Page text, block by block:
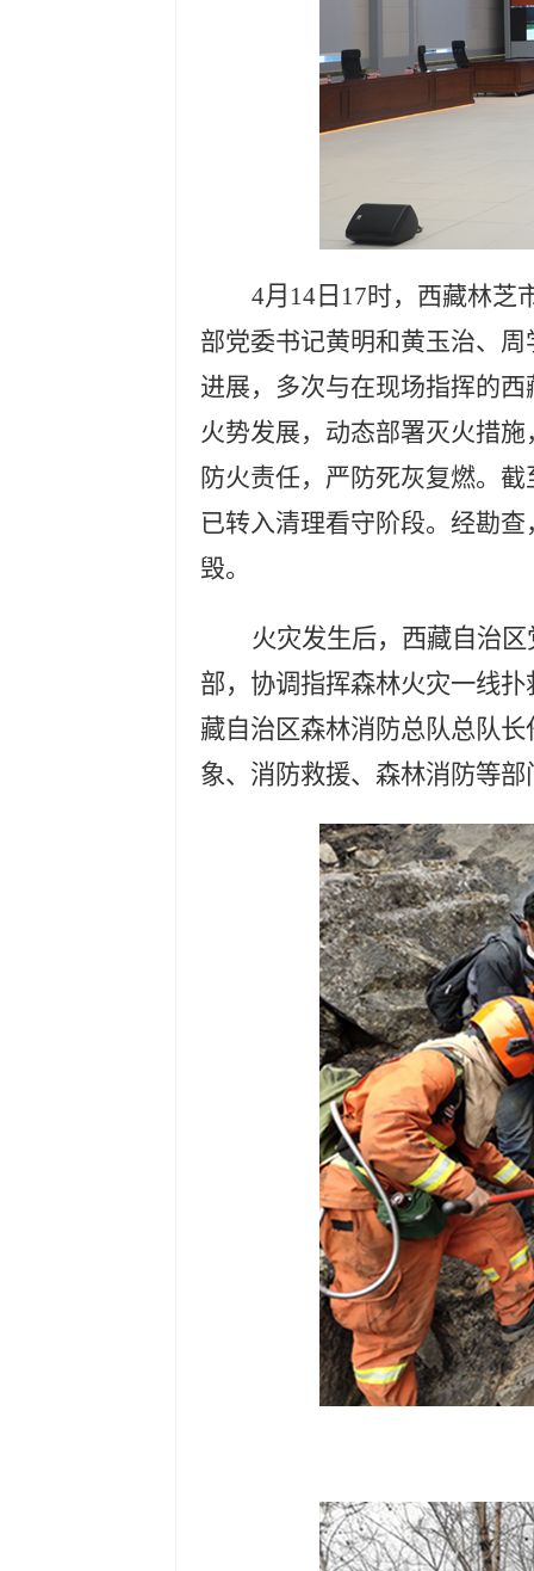
4月14日17时，西藏林芝
部党委书记黄明和黄玉治、
进展，多次与在现场指挥的
火势发展，动态部署灭火措
防火责任，严防死灰复燃。截
已转入清理看守阶段。经勘
毁。
火灾发生后，西藏自治
部，协调指挥森林火灾一线
藏自治区森林消防总队总队
象、消防救援、森林消防等部